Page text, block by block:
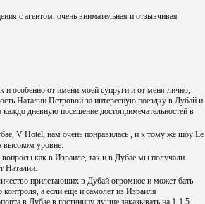
с агентом, очень внимательная и отзывчивая
особенно от имени моей супруги и от меня лично,
Наталии Петровой за интересную поездку в Дубай и
дневную посещение достопримечательностей в
V Hotel, нам очень понравилась , и к тому же шоу Le
высоком уровне.
как в Израиле, так и в Дубае мы получали
Наталии.
прилетающих в Дубай огромное и может бать
контроля, а если еще и самолет из Израиля
в Дубае в гостиницу лучше заказывать на 1-1.5